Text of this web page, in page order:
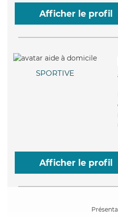
Afficher le profil
SPORTIVE
Afficher le profil